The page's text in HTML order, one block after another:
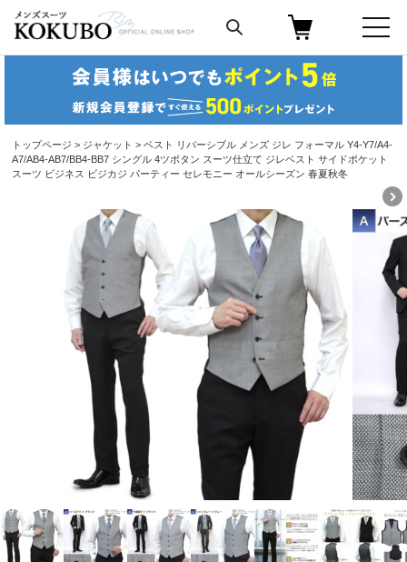
トップページ > ジャケット > ベスト リバーシブル メンズ ジレ フォーマル Y4-Y7/A4-
A7/AB4-AB7/BB4-BB7 シングル 4ツボタン スーツ仕立て ジレベスト サイドポケット
スーツ ビジネス ビジカジ パーティー セレモニー オールシーズン 春夏秋冬